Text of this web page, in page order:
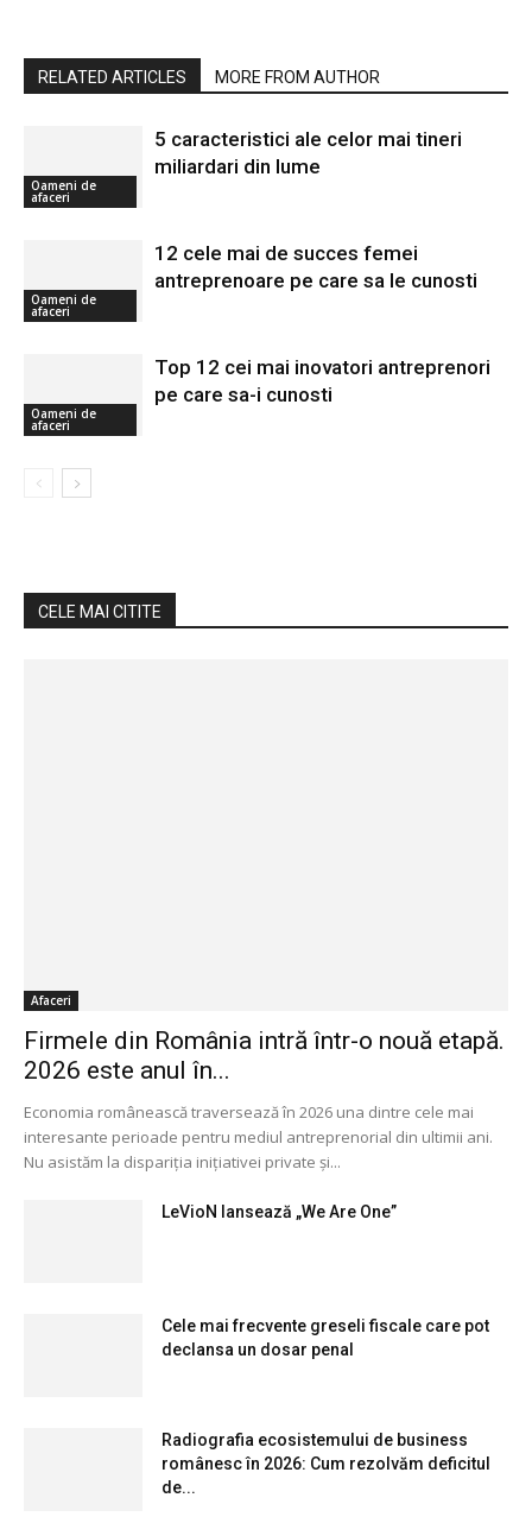
RELATED ARTICLES MORE FROM AUTHOR
Oameni de
afaceri
5 caracteristici ale celor mai tineri
miliardari din lume
Oameni de
afaceri
12 cele mai de succes femei
antreprenoare pe care sa le cunosti
Oameni de
afaceri
Top 12 cei mai inovatori antreprenori
pe care sa-i cunosti
CELE MAI CITITE
Afaceri
Firmele din România intră într-o nouă etapă.
2026 este anul în...
Economia românească traversează în 2026 una dintre cele mai
interesante perioade pentru mediul antreprenorial din ultimii ani.
Nu asistăm la dispariția inițiativei private și...
LeVioN lansează „We Are One”
Cele mai frecvente greseli fiscale care pot
declansa un dosar penal
Radiografia ecosistemului de business
românesc în 2026: Cum rezolvăm deficitul
de...